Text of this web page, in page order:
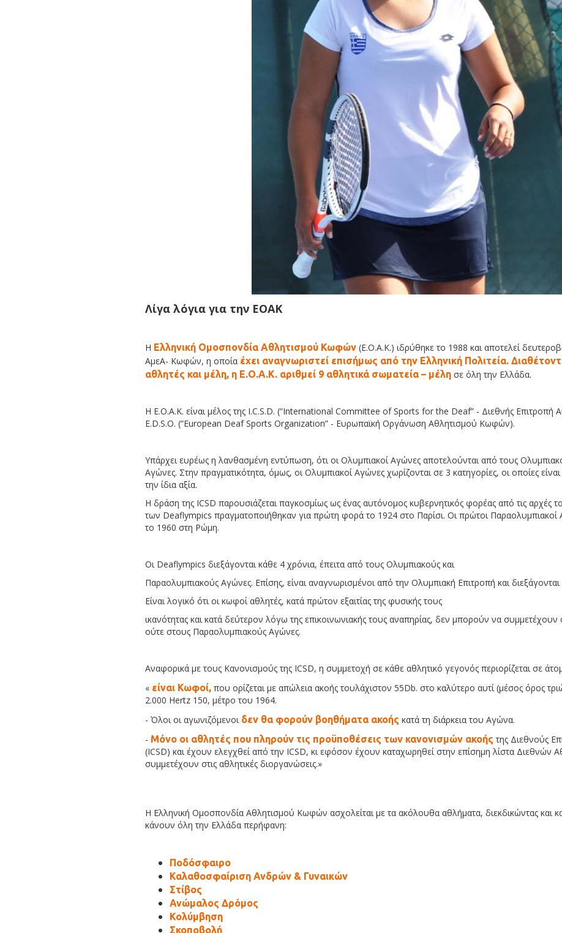
Λίγα λόγια για την ΕΟΑΚ
Η Ελληνική Ομοσπονδία Αθλητισμού Κωφών (Ε.Ο.Α.Κ.) ιδρύθηκε το 1988 και αποτελεί
ΑμεΑ- Κωφών, η οποία έχει αναγνωριστεί επισήμως από την Ελληνική Πολιτεία.
αθλητές και μέλη, η Ε.Ο.Α.Κ. αριθμεί 9 αθλητικά σωματεία – μέλη σε όλη την Ελλάδα.
Η Ε.Ο.Α.Κ. είναι μέλος της I.C.S.D. (“International Committee of Sports for the Deaf” - Διεθνής Επιτροπή
E.D.S.O. (“European Deaf Sports Organization” - Ευρωπαϊκή Οργάνωση Αθλητισμού Κωφών).
Υπάρχει ευρέως η λανθασμένη εντύπωση, ότι οι Ολυμπιακοί Αγώνες αποτελούνται από τους
Αγώνες. Στην πραγματικότητα, όμως, οι Ολυμπιακοί Αγώνες χωρίζονται σε 3 κατηγορίες, οι οποίες
την ίδια αξία.
Η δράση της ICSD παρουσιάζεται παγκοσμίως ως ένας αυτόνομος κυβερνητικός φορέας από τις αρχές
των Deaflympics πραγματοποιήθηκαν για πρώτη φορά το 1924 στο Παρίσι. Οι πρώτοι
το 1960 στη Ρώμη.
Οι Deaflympics διεξάγονται κάθε 4 χρόνια, έπειτα από τους Ολυμπιακούς και
Παραολυμπιακούς Αγώνες. Επίσης, είναι αναγνωρισμένοι από την Ολυμπιακή Επιτροπή και
Είναι λογικό ότι οι κωφοί αθλητές, κατά πρώτον εξαιτίας της φυσικής τους
ικανότητας και κατά δεύτερον λόγω της επικοινωνιακής τους αναπηρίας, δεν μπορούν να
ούτε στους Παραολυμπιακούς Αγώνες.
Αναφορικά με τους Κανονισμούς της ICSD, η συμμετοχή σε κάθε αθλητικό γεγονός περιορίζεται σε
« είναι Κωφοί, που ορίζεται με απώλεια ακοής τουλάχιστον 55Db. στο καλύτερο αυτί (μέσος όρος
2.000 Hertz 150, μέτρο του 1964.
- Όλοι οι αγωνιζόμενοι δεν θα φορούν βοηθήματα ακοής κατά τη διάρκεια του Αγώνα.
- Μόνο οι αθλητές που πληρούν τις προϋποθέσεις των κανονισμών ακοής της Διεθνούς
(ICSD) και έχουν ελεγχθεί από την ICSD, κι εφόσον έχουν καταχωρηθεί στην επίσημη λίστα Διεθνών
συμμετέχουν στις αθλητικές διοργανώσεις.»
Η Ελληνική Ομοσπονδία Αθλητισμού Κωφών ασχολείται με τα ακόλουθα αθλήματα, διεκδικώντας και
κάνουν όλη την Ελλάδα περήφανη:
Ποδόσφαιρο
Καλαθοσφαίριση Ανδρών & Γυναικών
Στίβος
Ανώμαλος Δρόμος
Κολύμβηση
Σκοποβολή